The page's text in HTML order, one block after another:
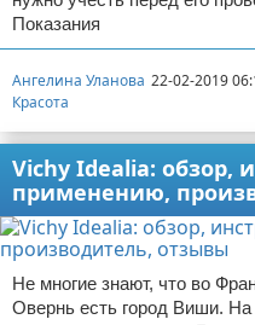
Показания
Ангелина Уланова 22-02-2019
Красота
Vichy Idealia: обзор,
применению,
Не многие знают, что во
Овернь есть город Виши. На